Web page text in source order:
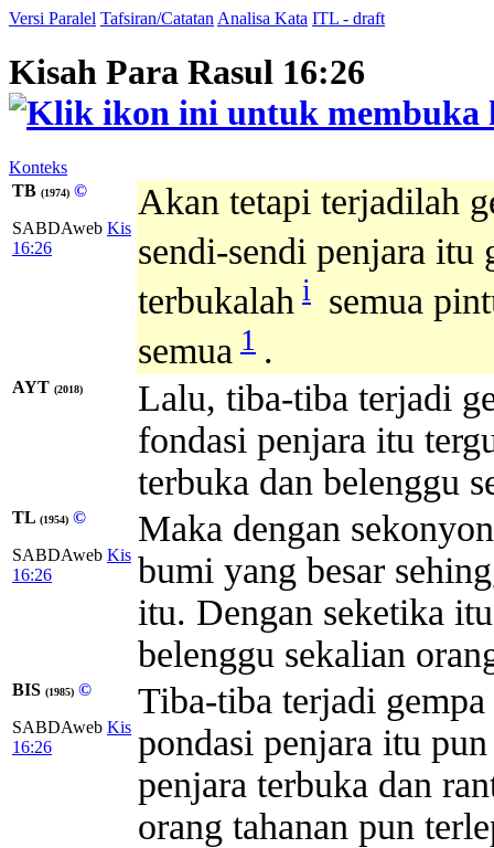
Versi Paralel Tafsiran/Catatan Analisa Kata ITL - draft
Kisah Para Rasul 16:26
Konteks
TB (1974) ©
SABDAweb Kis
16:26
Akan tetapi terjadilah
sendi-sendi penjara itu
terbukalah i
semua
semua 1 .
AYT (2018)
Lalu, tiba-tiba terjadi
fondasi penjara itu
terbuka dan belenggu
TL (1954) ©
SABDAweb Kis
16:26
Maka dengan
bumi yang besar
itu. Dengan seketika
belenggu sekalian
BIS (1985) ©
SABDAweb Kis
16:26
Tiba-tiba terjadi
pondasi penjara itu
penjara terbuka dan
orang tahanan pun